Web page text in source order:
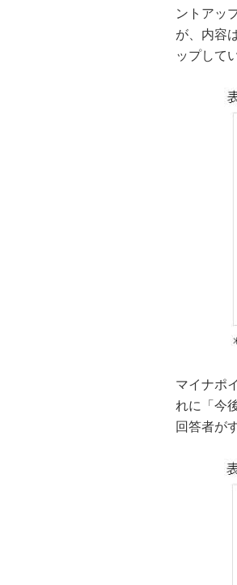
ントアッ
が、内容
ップして
マイナポ
れに「今
回答者が